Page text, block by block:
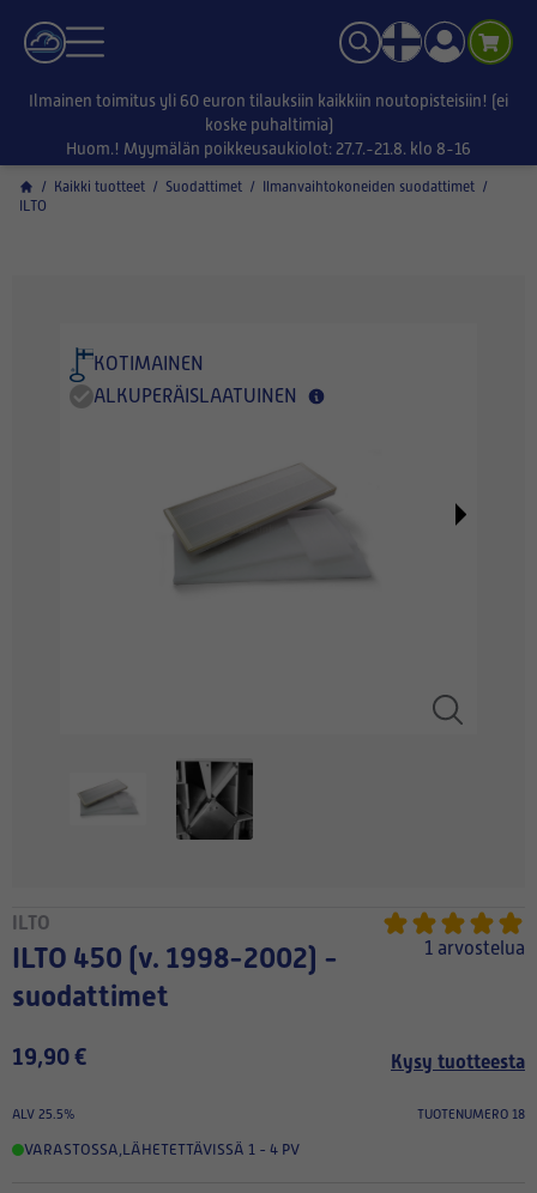
Ilmainen toimitus yli 60 euron tilauksiin kaikkiin noutopisteisiin! (ei
koske puhaltimia)
Huom.! Myymälän poikkeusaukiolot: 27.7.-21.8. klo 8-16
/ Kaikki tuotteet / Suodattimet / Ilmanvaihtokoneiden suodattimet /
ILTO
KOTIMAINEN
ALKUPERÄISLAATUINEN
ILTO
ILTO 450 (v. 1998-2002) -
suodattimet
1 arvostelua
19,90 € Kysy tuotteesta
ALV 25.5% TUOTENUMERO 18
VARASTOSSA,LÄHETETTÄVISSÄ 1 - 4 PV